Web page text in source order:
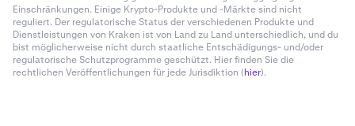
Einschränkungen. Einige Krypto-Produkte und -Märkte sind nicht
reguliert. Der regulatorische Status der verschiedenen Produkte und
Dienstleistungen von Kraken ist von Land zu Land unterschiedlich, und du
bist möglicherweise nicht durch staatliche Entschädigungs- und/oder
regulatorische Schutzprogramme geschützt. Hier finden Sie die
rechtlichen Veröffentlichungen für jede Jurisdiktion (hier).